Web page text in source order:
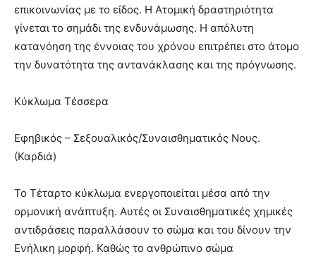
επικοινωνίας με το είδος. Η Ατομική δραστηριότητα
γίνεται το σημάδι της ενδυνάμωσης. Η απόλυτη
κατανόηση της έννοιας του χρόνου επιτρέπει στο άτομο
την δυνατότητα της αντανάκλασης και της πρόγνωσης.
Κύκλωμα Τέσσερα
Εφηβικός – Σεξουαλικός/Συναισθηματικός Νους.
(Καρδιά)
Το Τέταρτο κύκλωμα ενεργοποιείται μέσα από την
ορμονική ανάπτυξη. Αυτές οι Συναισθηματικές χημικές
αντιδράσεις παραλλάσουν το σώμα και του δίνουν την
Ενήλικη μορφή. Καθώς το ανθρώπινο σώμα